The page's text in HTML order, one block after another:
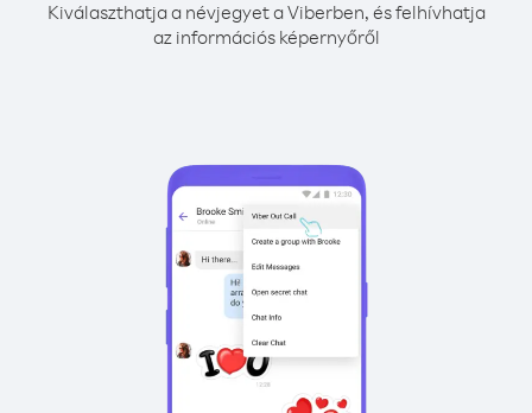
Kiválaszthatja a névjegyet a Viberben, és felhívhatja
az információs képernyőről